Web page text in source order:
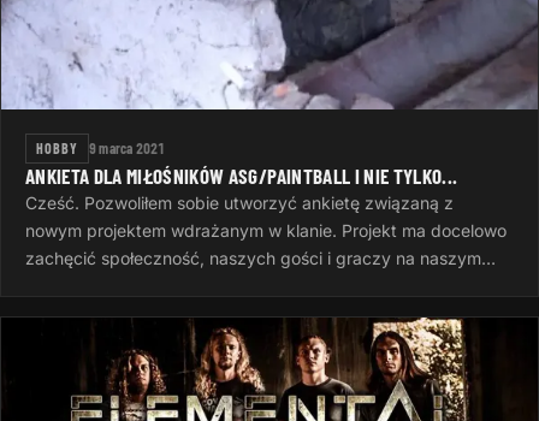
HOBBY 9 marca 2021
ANKIETA DLA MIŁOŚNIKÓW ASG/PAINTBALL I NIE TYLKO...
Cześć. Pozwoliłem sobie utworzyć ankietę związaną z
nowym projektem wdrażanym w klanie. Projekt ma docelowo
zachęcić społeczność, naszych gości i graczy na naszym